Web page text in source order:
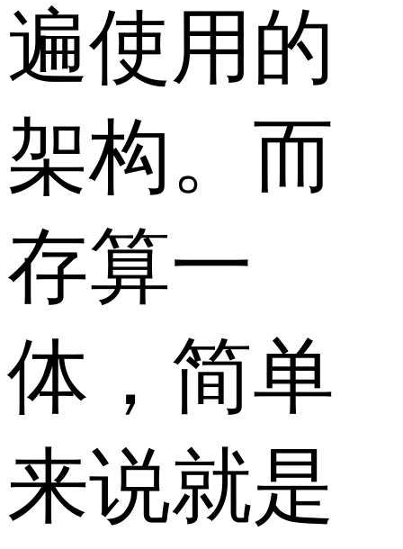
遍使用的
架构。而
存算一
体，简单
来说就是